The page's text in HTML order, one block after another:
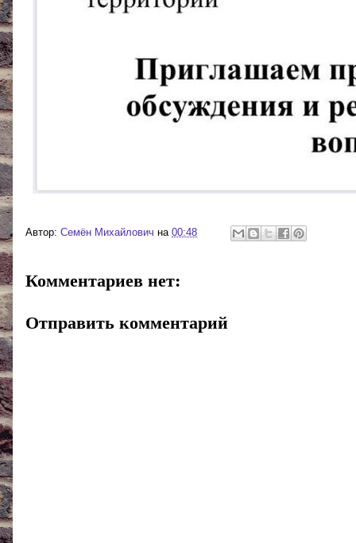
Автор: Cемён Михайлович на 00:48
Комментариев нет:
Отправить комментарий